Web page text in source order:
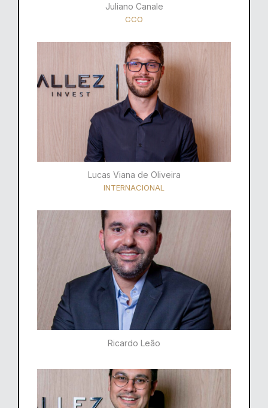
Juliano Canale
CCO
Lucas Viana de Oliveira
INTERNACIONAL
Ricardo Leão​